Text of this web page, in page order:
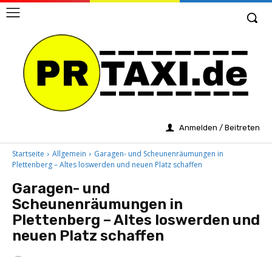
Anmelden / Beitreten
Startseite Allgemein
Garagen- und Scheunenräumungen in
Plettenberg – Altes loswerden und neuen Platz schaffen
Garagen- und
Scheunenräumungen in
Plettenberg – Altes loswerden und
neuen Platz schaffen